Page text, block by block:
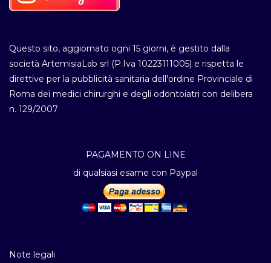
Questo sito, aggiornato ogni 15 giorni, è gestito dalla
società ArtemisiaLab srl (P.Iva 10223111005) e rispetta le
direttive per la pubblicità sanitaria dell'ordine Provinciale di
Roma dei medici chirurghi e degli odontoiatri con delibera
n. 129/2007
PAGAMENTO ON LINE
di qualsiasi esame con Paypal
Note legali